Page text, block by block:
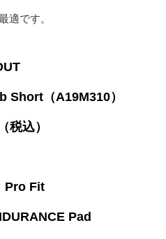
適です。
Short（A19M310）
税込）
Pro Fit
Pad